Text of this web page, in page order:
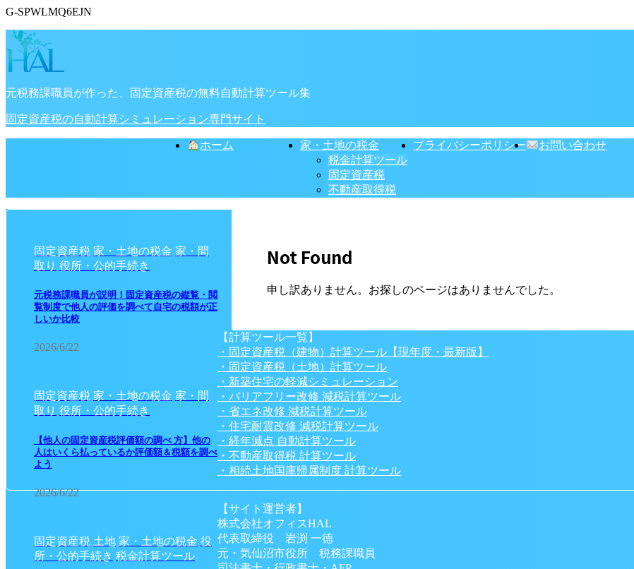
G-SPWLMQ6EJN
元税務課職員が作った、固定資産税の無料自動計算ツール集
固定資産税の自動計算シミュレーション専門サイト
ホーム
家・土地の税金
税金計算ツール
固定資産税
不動産取得税
プライバシーポリシー お問い合わせ
Not Found
申し訳ありません。お探しのページはありませんでした。
固定資産税 家・土地の税金 家・間
取り 役所・公的手続き
元税務課職員が説明！固定資産税の縦覧・閲
覧制度で他人の評価を調べて自宅の税額が正
しいか比較
2026/6/22
固定資産税 家・土地の税金 家・間
取り 役所・公的手続き
【他人の固定資産税評価額の調べ 方】他の
人はいくら払っているか評価額＆税額を調べ
よう
2026/6/22
固定資産税 土地 家・土地の税金 役
所・公的手続き 税金計算ツール
【計算ツール一覧】
・固定資産税（建物）計算ツール【現年度・最新版】
・固定資産税（土地）計算ツール
・新築住宅の軽減シミュレーション
・バリアフリー改修 減税計算ツール
・省エネ改修 減税計算ツール
・住宅耐震改修 減税計算ツール
・経年減点 自動計算ツール
・不動産取得税 計算ツール
・相続土地国庫帰属制度 計算ツール
【サイト運営者】
株式会社オフィスHAL
代表取締役 岩渕 一徳
元・気仙沼市役所 税務課職員